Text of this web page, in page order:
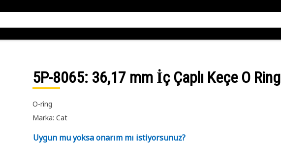
5P-8065: 36,17 mm İç Çaplı Keçe O Ring
O-ring
Marka: Cat
Uygun mu yoksa onarım mı istiyorsunuz?